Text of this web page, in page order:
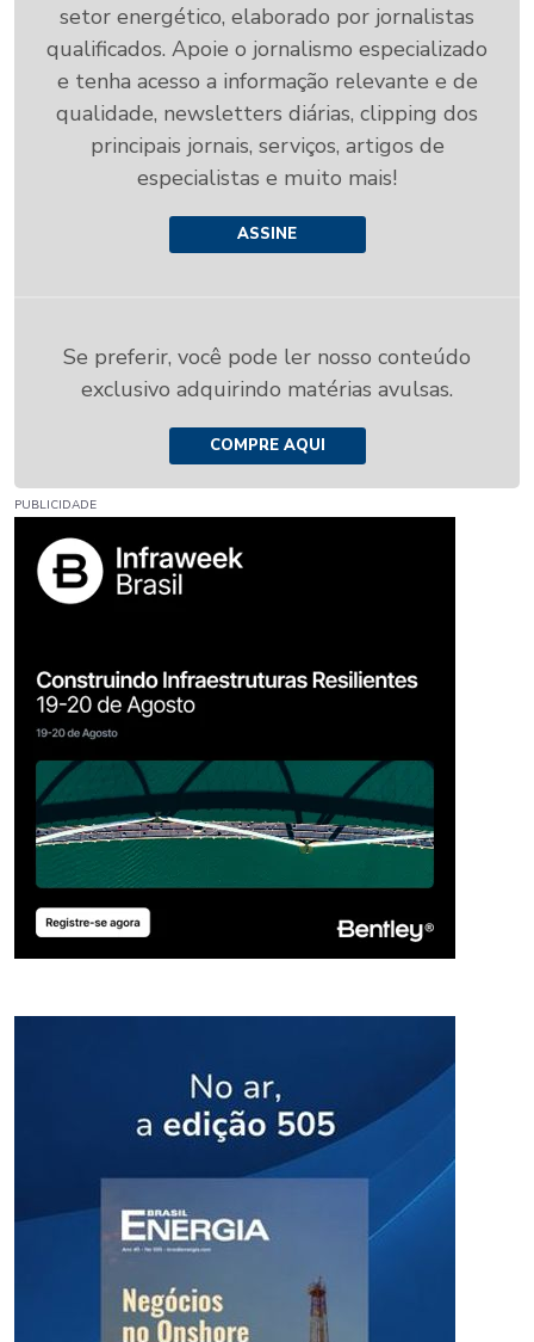
setor energético, elaborado por jornalistas
qualificados. Apoie o jornalismo especializado
e tenha acesso a informação relevante e de
qualidade, newsletters diárias, clipping dos
principais jornais, serviços, artigos de
especialistas e muito mais!
ASSINE
Se preferir, você pode ler nosso conteúdo
exclusivo adquirindo matérias avulsas.
COMPRE AQUI
PUBLICIDADE